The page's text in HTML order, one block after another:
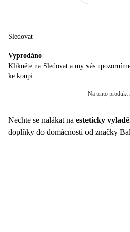
Sledovat
Vyprodáno
Klikněte na Sledovat a my vás
ke koupi.
Na tento produkt
Nechte se nalákat na esteticky
doplňky do domácnosti od značky